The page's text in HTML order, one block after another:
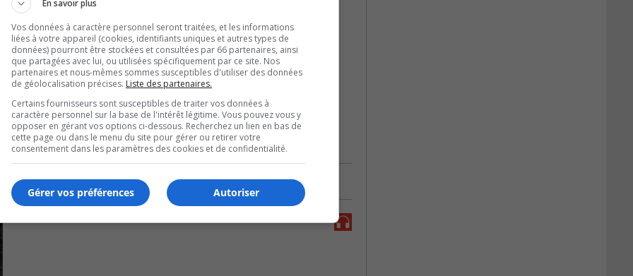
familles des victimes de la tuerie en Nouvelle-Écosse.
branle avant le début de la crise de la Covid-19.
table à cause des récents événements.
En savoir plus
Vos données à caractère personnel seront traitées, et les informations
liées à votre appareil (cookies, identifiants uniques et autres types de
données) pourront être stockées et consultées par 66 partenaires, ainsi
que partagées avec lui, ou utilisées spécifiquement par ce site. Nos
partenaires et nous-mêmes sommes susceptibles d'utiliser des données
de géolocalisation précises. Liste des partenaires.
Certains fournisseurs sont susceptibles de traiter vos données à
caractère personnel sur la base de l'intérêt légitime. Vous pouvez vous y
opposer en gérant vos options ci-dessous. Recherchez un lien en bas de
cette page ou dans le menu du site pour gérer ou retirer votre
consentement dans les paramètres des cookies et de confidentialité.
Autoriser
Gérer vos préférences